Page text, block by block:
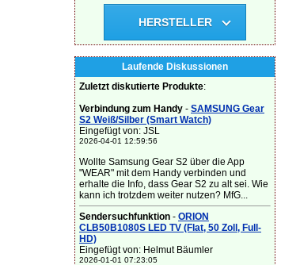
HERSTELLER
Laufende Diskussionen
Zuletzt diskutierte Produkte:
Verbindung zum Handy - SAMSUNG Gear
S2 Weiß/Silber (Smart Watch)
Eingefügt von: JSL
2026-04-01 12:59:56
Wollte Samsung Gear S2 über die App
"WEAR" mit dem Handy verbinden und
erhalte die Info, dass Gear S2 zu alt sei. Wie
kann ich trotzdem weiter nutzen? MfG...
Sendersuchfunktion - ORION
CLB50B1080S LED TV (Flat, 50 Zoll, Full-
HD)
Eingefügt von: Helmut Bäumler
2026-01-01 07:23:05